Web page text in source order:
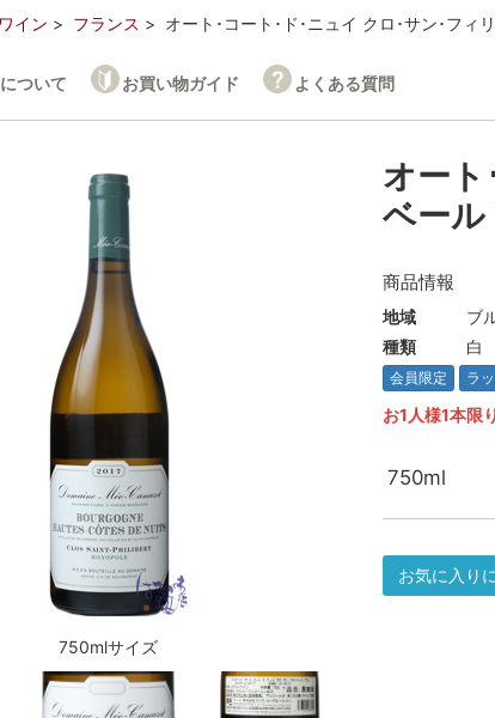
イン フランス オート･コート･ド･ニュイ クロ･サン･フィ
ついて お買い物ガイド よくある質問
750mlサイズ
オート
ベー
商品情報
地域
ブ
種類
白
会員限定 ラ
お1人様1本限り
750ml
お気に入り